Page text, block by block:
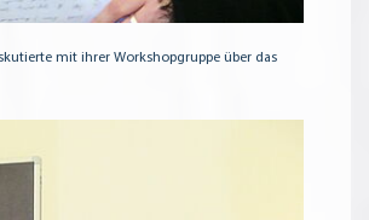
mit ihrer Workshopgruppe über das